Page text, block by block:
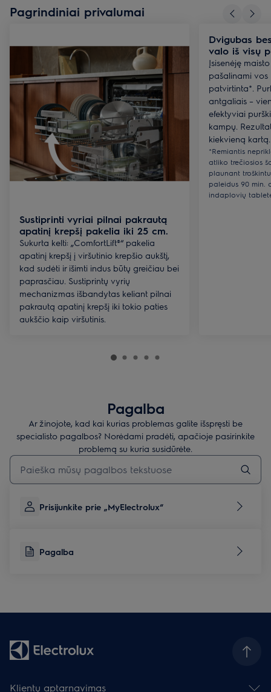
Pagrindiniai privalumai
Sustiprinti vyriai pilnai pakrautą
apatinį krepšį pakelia iki 25 cm.
Sukurta kelti: „ComfortLift®“ pakelia
apatinį krepšį į viršutinio krepšio aukštį,
kad sudėti ir išimti indus būtų greičiau bei
paprasčiau. Sustiprintų vyrių
mechanizmas išbandytas keliant pilnai
pakrautą apatinį krepšį iki tokio paties
aukščio kaip viršutinis.
Dvigubas
valo iš visų
Įsisenėję
pašalinami vos
patvirtinta*.
antgaliais –
efektyviai
kampų.
kiekvieną kartą.
*Remiantis
atliko trečiosios
plaunant
paleidus 90 min.
indaplovių
Pagalba
Ar žinojote, kad kai kurias problemas galite išspręsti be
specialisto pagalbos? Norėdami pradėti, apačioje pasirinkite
problemą su kuria susidūrėte.
Įveskite tekstą, jei norite ieškoti pagalbinių straipsnių
Prisijunkite prie „MyElectrolux“
Pagalba
Klientų aptarnavimas